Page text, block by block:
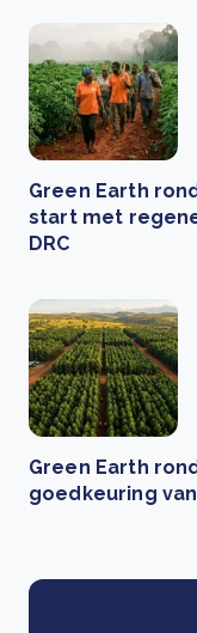
Green Earth
start met
DRC
Green Earth
goedkeuring